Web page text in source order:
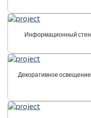
Информационный
Декоративное освещение